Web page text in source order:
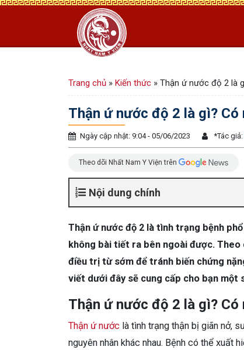
Trang chủ » Kiến thức » Thận ứ nước độ 2 là
Thận ứ nước độ 2 là gì?
Ngày cập nhật: 9:04 - 05/06/2023 *Tác giả:
Theo dõi Nhất Nam Y Viện trên
Nội dung chính
Thận ứ nước độ 2 là tình trạng bệnh
không bài tiết ra bên ngoài được. Theo
điều trị từ sớm để tránh biến chứng
viết dưới đây sẽ cung cấp cho bạn một
Thận ứ nước độ 2 là gì? Có
Thận ứ nước là tình trạng thận bị giãn nở,
nguyên nhân khác nhau. Bệnh có thể xuất